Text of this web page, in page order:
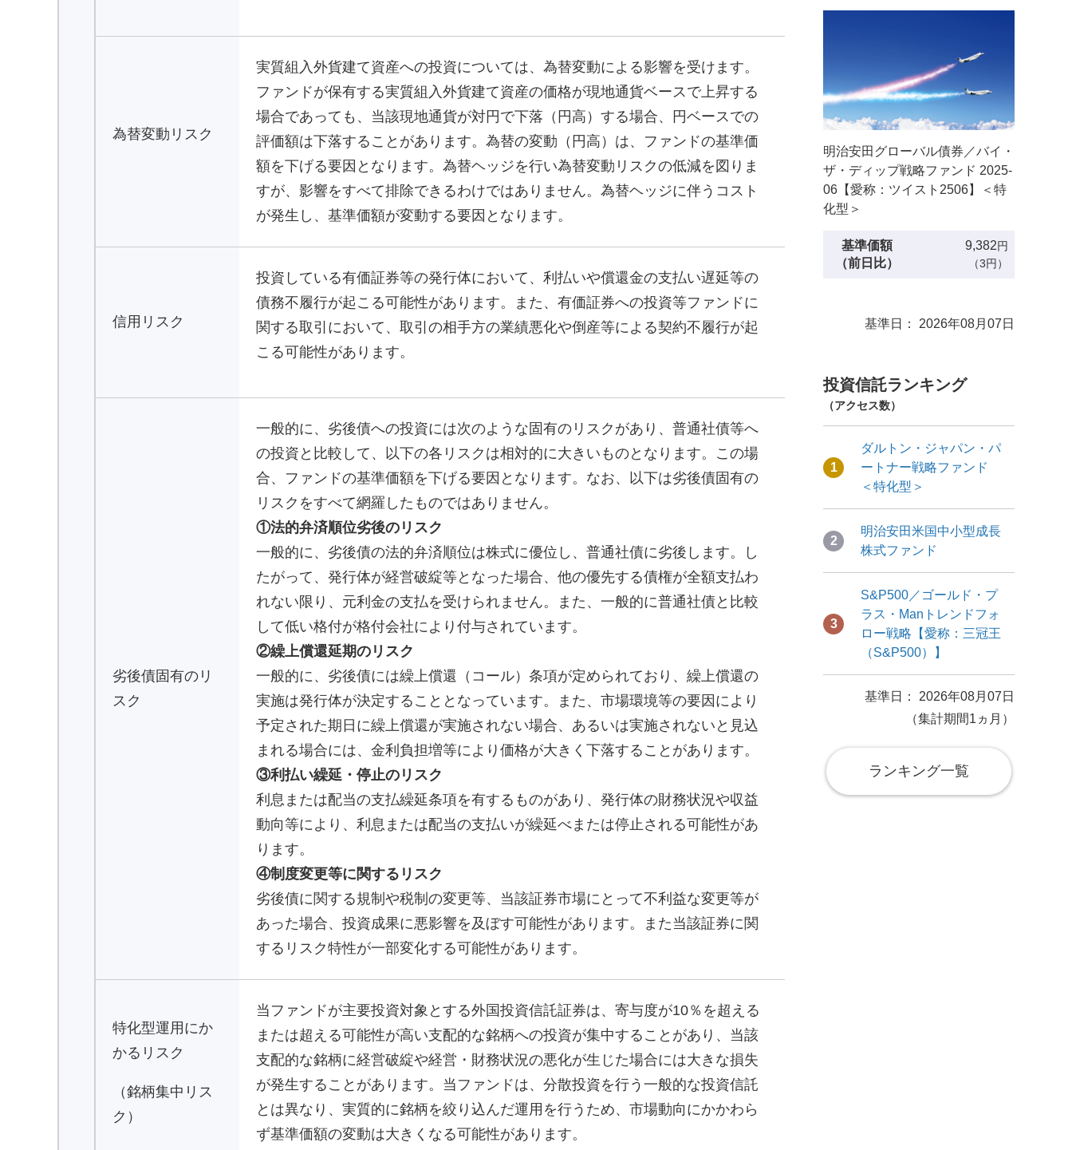
為替変動リスク
実質組入外貨建て資産への投資については、為替変動による影響を受けます。
ファンドが保有する実質組入外貨建て資産の価格が現地通貨ベースで上昇する
場合であっても、当該現地通貨が対円で下落（円高）する場合、円ベースでの
評価額は下落することがあります。為替の変動（円高）は、ファンドの基準価
額を下げる要因となります。為替ヘッジを行い為替変動リスクの低減を図りま
すが、影響をすべて排除できるわけではありません。為替ヘッジに伴うコスト
が発生し、基準価額が変動する要因となります。
信用リスク
投資している有価証券等の発行体において、利払いや償還金の支払い遅延等の
債務不履行が起こる可能性があります。また、有価証券への投資等ファンドに
関する取引において、取引の相手方の業績悪化や倒産等による契約不履行が起
こる可能性があります。
劣後債固有のリ
スク
一般的に、劣後債への投資には次のような固有のリスクがあり、普通社債等へ
の投資と比較して、以下の各リスクは相対的に大きいものとなります。この場
合、ファンドの基準価額を下げる要因となります。なお、以下は劣後債固有の
リスクをすべて網羅したものではありません。
①法的弁済順位劣後のリスク
一般的に、劣後債の法的弁済順位は株式に優位し、普通社債に劣後します。し
たがって、発行体が経営破綻等となった場合、他の優先する債権が全額支払わ
れない限り、元利金の支払を受けられません。また、一般的に普通社債と比較
して低い格付が格付会社により付与されています。
②繰上償還延期のリスク
一般的に、劣後債には繰上償還（コール）条項が定められており、繰上償還の
実施は発行体が決定することとなっています。また、市場環境等の要因により
予定された期日に繰上償還が実施されない場合、あるいは実施されないと見込
まれる場合には、金利負担増等により価格が大きく下落することがあります。
③利払い繰延・停止のリスク
利息または配当の支払繰延条項を有するものがあり、発行体の財務状況や収益
動向等により、利息または配当の支払いが繰延べまたは停止される可能性があ
ります。
④制度変更等に関するリスク
劣後債に関する規制や税制の変更等、当該証券市場にとって不利益な変更等が
あった場合、投資成果に悪影響を及ぼす可能性があります。また当該証券に関
するリスク特性が一部変化する可能性があります。
特化型運用にか
かるリスク
（銘柄集中リス
ク）
当ファンドが主要投資対象とする外国投資信託証券は、寄与度が10％を超える
または超える可能性が高い支配的な銘柄への投資が集中することがあり、当該
支配的な銘柄に経営破綻や経営・財務状況の悪化が生じた場合には大きな損失
が発生することがあります。当ファンドは、分散投資を行う一般的な投資信託
とは異なり、実質的に銘柄を絞り込んだ運用を行うため、市場動向にかかわら
ず基準価額の変動は大きくなる可能性があります。
明治安田グローバル債券／バイ・
ザ・ディップ戦略ファンド 2025-
06【愛称：ツイスト2506】＜特
化型＞
基準価額
（前日比）
9,382円
（3円）
基準日： 2026年08月07日
投資信託ランキング
（アクセス数）
1
ダルトン・ジャパン・パ
ートナー戦略ファンド
＜特化型＞
2
明治安田米国中小型成長
株式ファンド
3
S&P500／ゴールド・プ
ラス・Manトレンドフォ
ロー戦略【愛称：三冠王
（S&P500）】
基準日： 2026年08月07日
（集計期間1ヵ月）
ランキング一覧